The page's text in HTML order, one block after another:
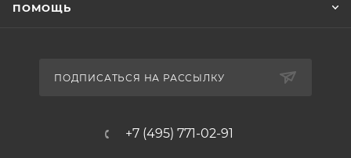
ПОМОЩЬ
ПОДПИСАТЬСЯ НА РАССЫЛКУ
+7 (495) 771-02-91